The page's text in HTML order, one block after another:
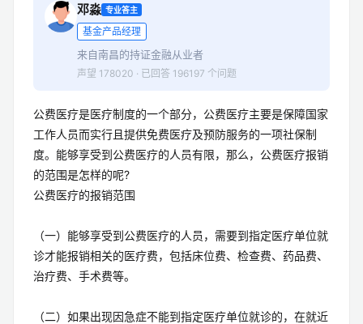
邓淼 专业答主
基金产品经理
来自南昌的持证金融从业者
声望 178020 · 已回答 196197 个问题
公费医疗是医疗制度的一个部分，公费医疗主要是保障国家
工作人员而实行且提供免费医疗及预防服务的一项社保制
度。能够享受到公费医疗的人员有限，那么，公费医疗报销
的范围是怎样的呢?
公费医疗的报销范围
（一）能够享受到公费医疗的人员，需要到指定医疗单位就
诊才能报销相关的医疗费，包括床位费、检查费、药品费、
治疗费、手术费等。
（二）如果出现因急症不能到指定医疗单位就诊的，在就近